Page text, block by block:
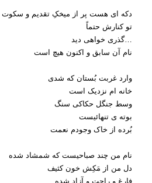
دکه ای هست پر از میخکِ تقدیم و سکوت
تو کنارش حتماً
گذری خواهی دید…
نام آن سابق و اکنون هیچ است
وارد غربت بُستان که شدی
خانه ام نزدیک است
وسط جنگل حکاکی سنگ
بوته ی تنهائیست
بُرده از خاک وجودم نعمت
نام من چند صباحیست که شمشاد شده
دل من از مَکِش خون کثیف
فارغ و راحت و آزاد شده